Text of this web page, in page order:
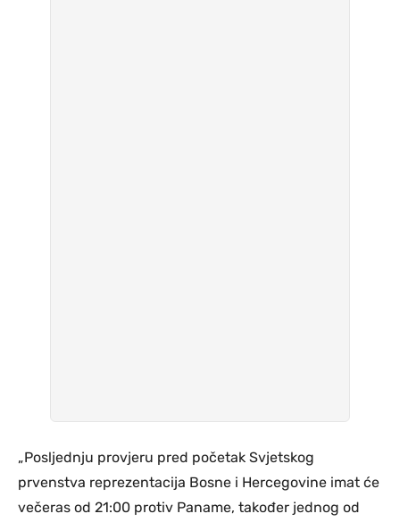
„Posljednju provjeru pred početak Svjetskog
prvenstva reprezentacija Bosne i Hercegovine imat će
večeras od 21:00 protiv Paname, također jednog od